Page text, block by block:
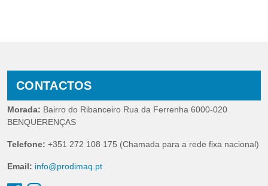
CONTACTOS
Morada: Bairro do Ribanceiro Rua da Ferrenha 6000-020
BENQUERENÇAS
Telefone: +351 272 108 175 (Chamada para a rede fixa nacional)
Email: info@prodimaq.pt